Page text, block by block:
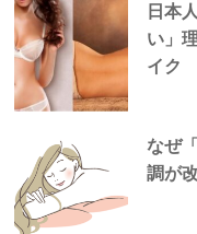
日本
い」
イク
なぜ
調が